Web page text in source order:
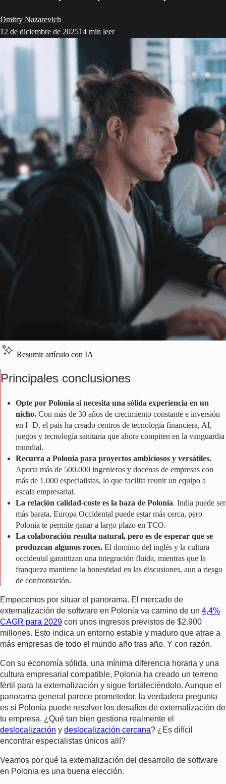
Dmitry Nazarevich
12 de diciembre de 202514 min leer
Resumir artículo con IA
Principales conclusiones
Opte por Polonia si necesita una sólida experiencia en un
nicho. Con más de 30 años de crecimiento constante e inversión
en I+D, el país ha creado centros de tecnología financiera, AI,
juegos y tecnología sanitaria que ahora compiten en la vanguardia
mundial.
Recurra a Polonia para proyectos ambiciosos y versátiles.
Aporta más de 500.000 ingenieros y docenas de empresas con
más de 1.000 especialistas, lo que facilita reunir un equipo a
escala empresarial.
La relación calidad-coste es la baza de Polonia. India puede ser
más barata, Europa Occidental puede estar más cerca, pero
Polonia te permite ganar a largo plazo en TCO.
La colaboración resulta natural, pero es de esperar que se
produzcan algunos roces. El dominio del inglés y la cultura
occidental garantizan una integración fluida, mientras que la
franqueza mantiene la honestidad en las discusiones, aun a riesgo
de confrontación.
Empecemos por situar el panorama. El mercado de
externalización de software en Polonia va camino de un 4,4%
CAGR para 2029 con unos ingresos previstos de $2.900
millones. Esto indica un entorno estable y maduro que atrae a
más empresas de todo el mundo año tras año. Y con razón.
Con su economía sólida, una mínima diferencia horaria y una
cultura empresarial compatible, Polonia ha creado un terreno
fértil para la externalización y sigue fortaleciéndolo. Aunque el
panorama general parece prometedor, la verdadera pregunta
es si Polonia puede resolver los desafíos de externalización de
tu empresa. ¿Qué tan bien gestiona realmente el
deslocalización y deslocalización cercana? ¿Es difícil
encontrar especialistas únicos allí?
Veamos por qué la externalización del desarrollo de software
en Polonia es una buena elección.